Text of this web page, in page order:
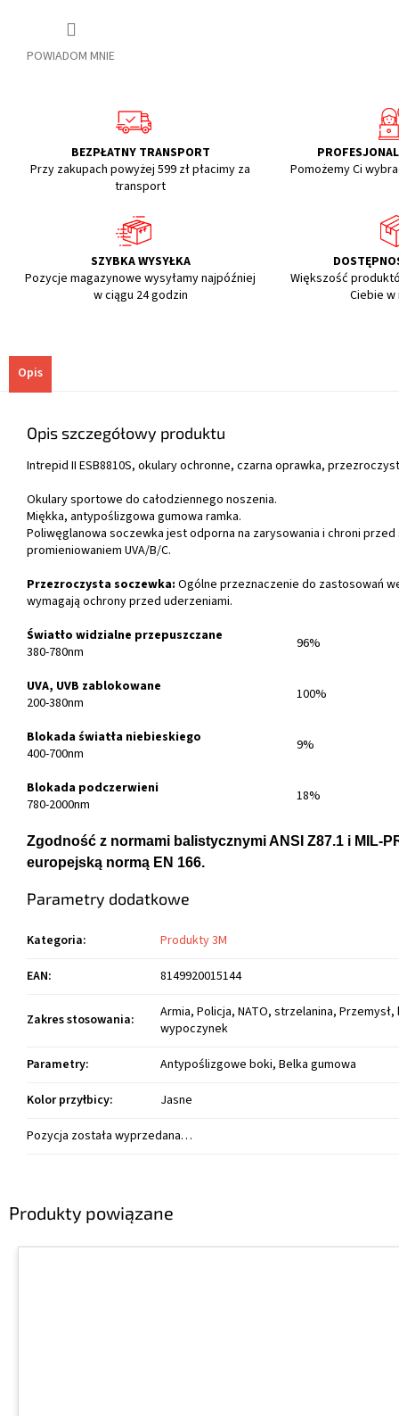
POWIADOM MNIE
BEZPŁATNY TRANSPORT
Przy zakupach powyżej 599 zł płacimy za
transport
Pomożemy Ci
SZYBKA WYSYŁKA
Pozycje magazynowe wysyłamy najpóźniej
w ciągu 24 godzin
Większość
Ciebie
Produkty powiązane
Opis
Opis szczegółowy produktu
Intrepid II ESB8810S, okulary ochronne, czarna oprawka,
Okulary sportowe do całodziennego noszenia.
Miękka, antypoślizgowa gumowa ramka.
Poliwęglanowa soczewka jest odporna na zarysowania i chroni
promieniowaniem UVA/B/C.
Przezroczysta soczewka: Ogólne przeznaczenie do zastosowań
wymagają ochrony przed uderzeniami.
Światło widzialne przepuszczane
380-780nm
96%
UVA, UVB zablokowane
200-380nm
100%
Blokada światła niebieskiego
400-700nm
9%
Blokada podczerwieni
780-2000nm
18%
Zgodność z normami balistycznymi ANSI Z87.1 i MIL-
europejską normą EN 166.
Parametry dodatkowe
Kategoria:
Produkty 3M
EAN: 8149920015144
Zakres stosowania:
Armia, Policja, NATO, strzelanina,
wypoczynek
Parametry:
Antypoślizgowe boki, Belka gumowa
Kolor przyłbicy:
Jasne
Pozycja została wyprzedana…